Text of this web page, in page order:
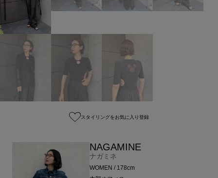
スタイリングをお気に入り登録
NAGAMINE
ナガミネ
WOMEN / 178cm